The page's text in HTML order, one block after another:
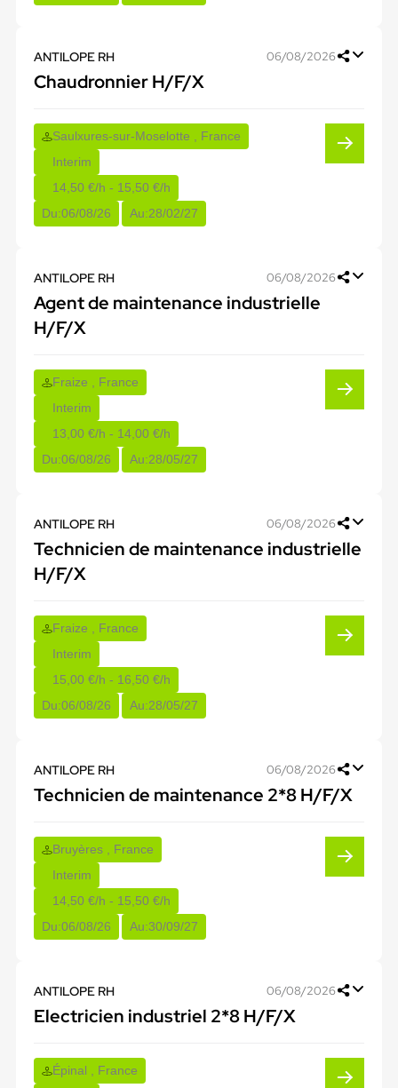
ANTILOPE RH 06/08/2026
Chaudronnier H/F/X
Saulxures-sur-Moselotte , France
Interim
14,50 €/h - 15,50 €/h
Du:06/08/26 Au:28/02/27
ANTILOPE RH 06/08/2026
Agent de maintenance industrielle
H/F/X
Fraize , France
Interim
13,00 €/h - 14,00 €/h
Du:06/08/26 Au:28/05/27
ANTILOPE RH 06/08/2026
Technicien de maintenance industrielle
H/F/X
Fraize , France
Interim
15,00 €/h - 16,50 €/h
Du:06/08/26 Au:28/05/27
ANTILOPE RH 06/08/2026
Technicien de maintenance 2*8 H/F/X
Bruyères , France
Interim
14,50 €/h - 15,50 €/h
Du:06/08/26 Au:30/09/27
ANTILOPE RH 06/08/2026
Electricien industriel 2*8 H/F/X
Épinal , France